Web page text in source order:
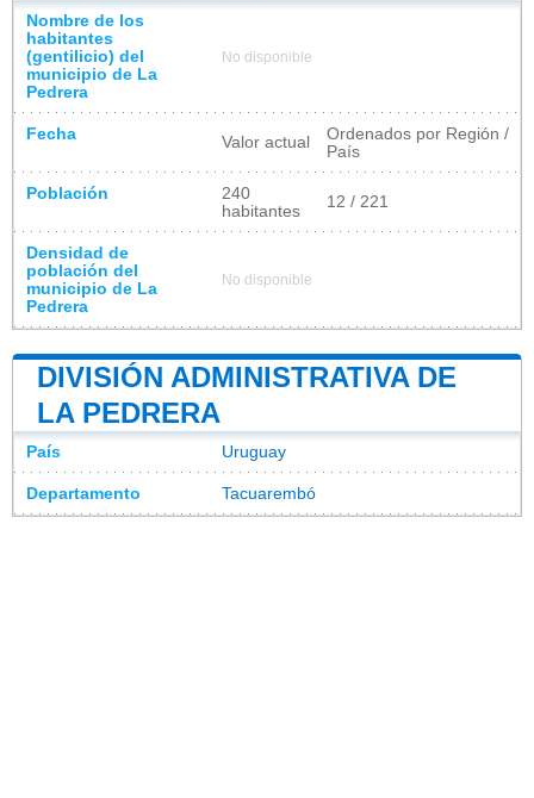
Nombre de los
habitantes
(gentilicio) del
municipio de La
Pedrera
No disponible
Fecha Valor actual
Ordenados por Región /
País
Población
240
habitantes
12 / 221
Densidad de
población del
municipio de La
Pedrera
No disponible
DIVISIÓN ADMINISTRATIVA DE
LA PEDRERA
País Uruguay
Departamento Tacuarembó